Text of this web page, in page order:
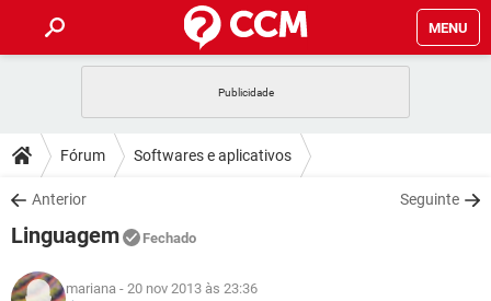
MENU
CELULAR FACEBOOK
OUTLOOK
INSTAGRAM
GUIA DE COMPRAS
DICAS
JOGOS WHATSAPP
INSTAGRAM
DOWNLOADS
JOGOS
CELULAR
FÓRUM
JOGOS
Fórum Softwares e aplicativos
Anterior Seguinte
Linguagem Fechado
mariana - 20 nov 2013 às 23:36